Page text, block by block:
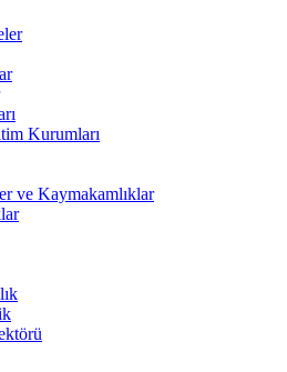
Kurumları
ve Kaymakamlıklar